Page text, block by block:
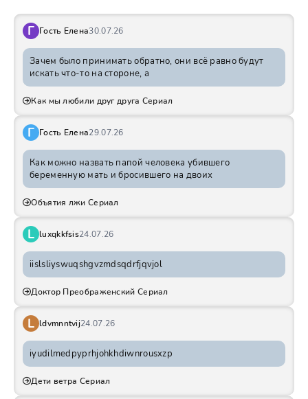
Г Гость Елена30.07.26
Зачем было принимать обратно, они всё равно будут
искать что-то на стороне, а
Как мы любили друг друга Сериал
Г Гость Елена29.07.26
Как можно назвать папой человека убившего
беременную мать и бросившего на двоих
Объятия лжи Сериал
L luxqkkfsis24.07.26
iislsliyswuqshgvzmdsqdrfjqvjol
Доктор Преображенский Сериал
L ldvmnntvij24.07.26
iyudilmedpyprhjohkhdiwnrousxzp
Дети ветра Сериал